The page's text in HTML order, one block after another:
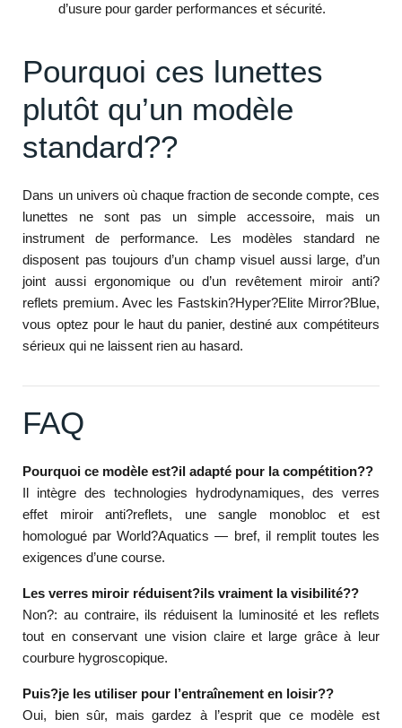
d’usure pour garder performances et sécurité.
Pourquoi ces lunettes
plutôt qu’un modèle
standard??
Dans un univers où chaque fraction de seconde compte, ces
lunettes ne sont pas un simple accessoire, mais un
instrument de performance. Les modèles standard ne
disposent pas toujours d’un champ visuel aussi large, d’un
joint aussi ergonomique ou d’un revêtement miroir anti?
reflets premium. Avec les Fastskin?Hyper?Elite Mirror?Blue,
vous optez pour le haut du panier, destiné aux compétiteurs
sérieux qui ne laissent rien au hasard.
FAQ
Pourquoi ce modèle est?il adapté pour la compétition??
Il intègre des technologies hydrodynamiques, des verres
effet miroir anti?reflets, une sangle monobloc et est
homologué par World?Aquatics — bref, il remplit toutes les
exigences d’une course.
Les verres miroir réduisent?ils vraiment la visibilité??
Non?: au contraire, ils réduisent la luminosité et les reflets
tout en conservant une vision claire et large grâce à leur
courbure hygroscopique.
Puis?je les utiliser pour l’entraînement en loisir??
Oui, bien sûr, mais gardez à l’esprit que ce modèle est